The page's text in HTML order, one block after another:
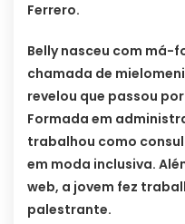
Ferrero.
Belly nasceu com má-
chamada de
revelou que passou
Formada em
trabalhou como
em moda inclusiva.
web, a jovem fez
palestrante.